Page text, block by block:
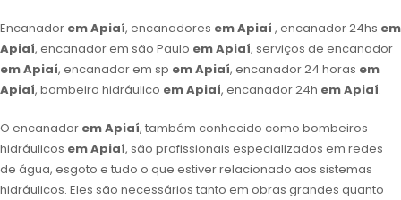
Encanador em Apiaí, encanadores em Apiaí , encanador 24hs em
Apiaí, encanador em são Paulo em Apiaí, serviços de encanador
em Apiaí, encanador em sp em Apiaí, encanador 24 horas em
Apiaí, bombeiro hidráulico em Apiaí, encanador 24h em Apiaí.
O encanador em Apiaí, também conhecido como bombeiros
hidráulicos em Apiaí, são profissionais especializados em redes
de água, esgoto e tudo o que estiver relacionado aos sistemas
hidráulicos. Eles são necessários tanto em obras grandes quanto